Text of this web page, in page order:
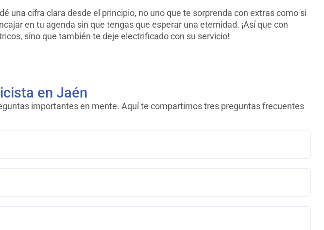
una cifra clara desde el principio, no uno que te sorprenda con extras como si
en tu agenda sin que tengas que esperar una eternidad. ¡Así que con
sino que también te deje electrificado con su servicio!
en Jaén
importantes en mente. Aquí te compartimos tres preguntas frecuentes